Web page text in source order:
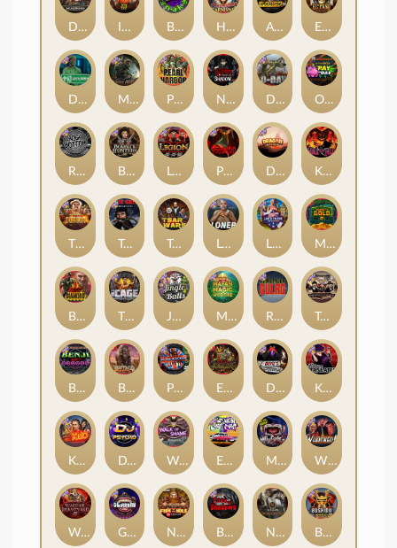
Nexus Blood & Shadow
Kill Em All
Blood Diamond
Nexus Fire In The Hole xBomb
Tsar Wars
Munchies
Apocalypse Super xNudge
Nexus Tombstone RIP
Loner
Outsourced: Payday
Tombstone No Mercy
Kiss My Chainsaw
Book Of Shadows
Rock Bottom
The Cage
Bounty Hunters xNudge®
El Pasa Gunfight xNudge
Land of the Free
Brick Snake 2000
Warrior Graveyard xNudge
Monkey's Gold xPays
Benji Killed in Vegas Devil's Crossroad
Dragon Tribe
Evil Goblins xBomb
Gluttony
Mayan Magic Wildfire
Possessed
Legion X
Deadwood xNudge
Disturbed
DJ Psycho
Buffalo Hunter Punk Rocker
East Coast Vs West Coast
Pearl Harbor
Whacked
Infectious 5 xWays
Jingle Balls
Harlequin Carnival
Walk of Shame
Misery Mining
True Grit Redemption
Remember Gulag
Karen Maneater
Bushido Way xNudge
D Day
The Border